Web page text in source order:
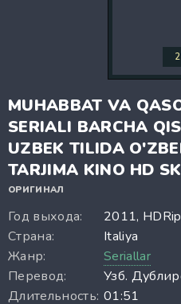
MUHABBAT VA
SERIALI BARCHA
UZBEK TILIDA
TARJIMA KINO HD
ОРИГИНАЛ
Год выхода:
2011, HDRip
Страна:
Italiya
Жанр:
Seriallar
Перевод:
Узб.
Длительность: 01:51